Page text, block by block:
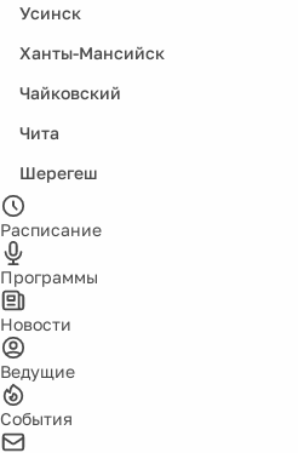
Усинск
Ханты-Мансийск
Чайковский
Чита
Шерегеш
Расписание
Программы
Новости
Ведущие
События